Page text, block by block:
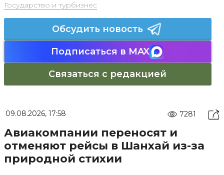
Государство и турбизнес
Обсудить новость
Подписаться в MAX
Связаться с редакцией
09.08.2026, 17:58 7281
Авиакомпании переносят и
отменяют рейсы в Шанхай из-за
природной стихии